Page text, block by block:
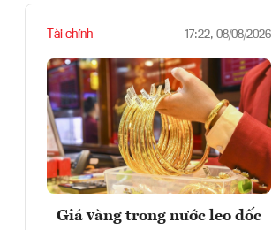
Tài chính 17:22, 08/08/2026
Giá vàng trong nước leo dốc